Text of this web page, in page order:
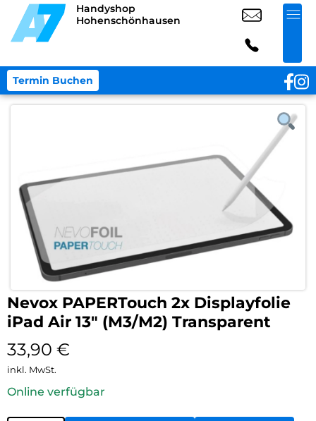
Handyshop
Hohenschönhausen
Termin Buchen
Nevox PAPERTouch 2x Displayfolie
iPad Air 13″ (M3/M2) Transparent
33,90 €
inkl. MwSt.
Online verfügbar